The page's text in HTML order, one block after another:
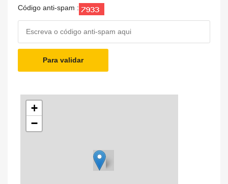
Código anti-spam :
Para validar
+
−